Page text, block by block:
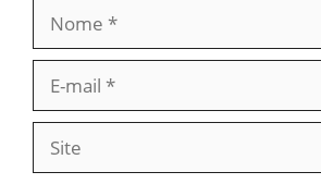
mail
Site